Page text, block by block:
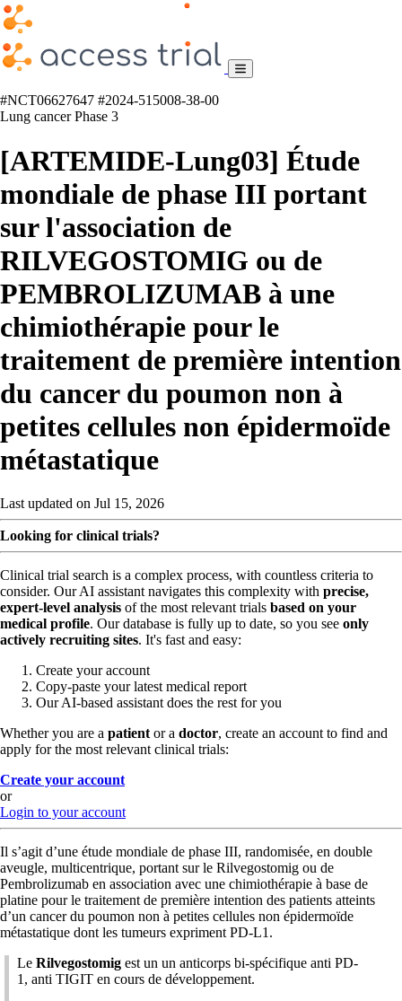
#NCT06627647 #2024-515008-38-00
Lung cancerPhase 3
[ARTEMIDE-Lung03] Étude
mondiale de phase III portant
sur l'association de
RILVEGOSTOMIG ou de
PEMBROLIZUMAB à une
chimiothérapie pour le
traitement de première intention
du cancer du poumon non à
petites cellules non épidermoïde
métastatique
Last updated on Jul 15, 2026
Looking for clinical trials?
Clinical trial search is a complex process, with countless criteria to
consider. Our AI assistant navigates this complexity with precise,
expert-level analysis of the most relevant trials based on your
medical profile. Our database is fully up to date, so you see only
actively recruiting sites. It's fast and easy:
Create your account
Copy-paste your latest medical report
Our AI-based assistant does the rest for you
Whether you are a patient or a doctor, create an account to find and
apply for the most relevant clinical trials:
Create your account
or
Login to your account
Il s’agit d’une étude mondiale de phase III, randomisée, en double
aveugle, multicentrique, portant sur le Rilvegostomig ou de
Pembrolizumab en association avec une chimiothérapie à base de
platine pour le traitement de première intention des patients atteints
d’un cancer du poumon non à petites cellules non épidermoïde
métastatique dont les tumeurs expriment PD-L1.
LeRilvegostomig est un un anticorps bi-spécifique anti PD-
1, anti TIGIT en cours de développement.